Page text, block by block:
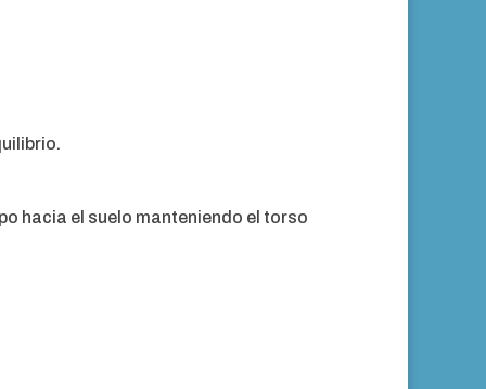
hacia el suelo manteniendo el torso